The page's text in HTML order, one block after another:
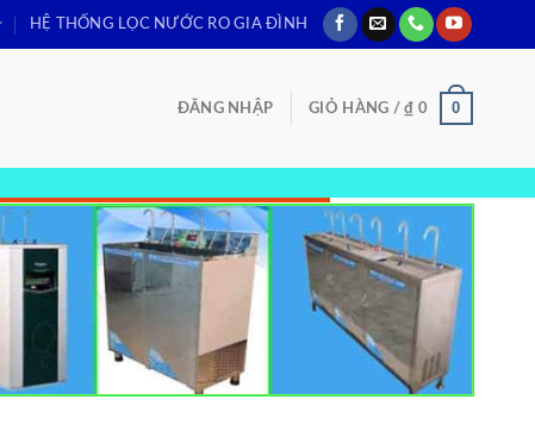
HỆ THỐNG LỌC NƯỚC RO GIA ĐÌNH
ĐĂNG NHẬP GIỎ HÀNG /₫ 0 0